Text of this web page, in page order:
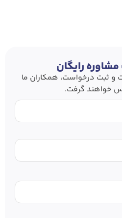
رایگان
و ثبت درخواست، همکاران ما
خواهند گرفت.